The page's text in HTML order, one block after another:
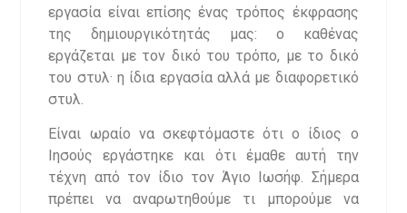
εργασία είναι επίσης ένας τρόπος έκφρασης
της δημιουργικότητάς μας: ο καθένας
εργάζεται με τον δικό του τρόπο, με το δικό
του στυλ· η ίδια εργασία αλλά με διαφορετικό
στυλ.
Είναι ωραίο να σκεφτόμαστε ότι ο ίδιος ο
Ιησούς εργάστηκε και ότι έμαθε αυτή την
τέχνη από τον ίδιο τον Άγιο Ιωσήφ. Σήμερα
πρέπει να αναρωτηθούμε τι μπορούμε να